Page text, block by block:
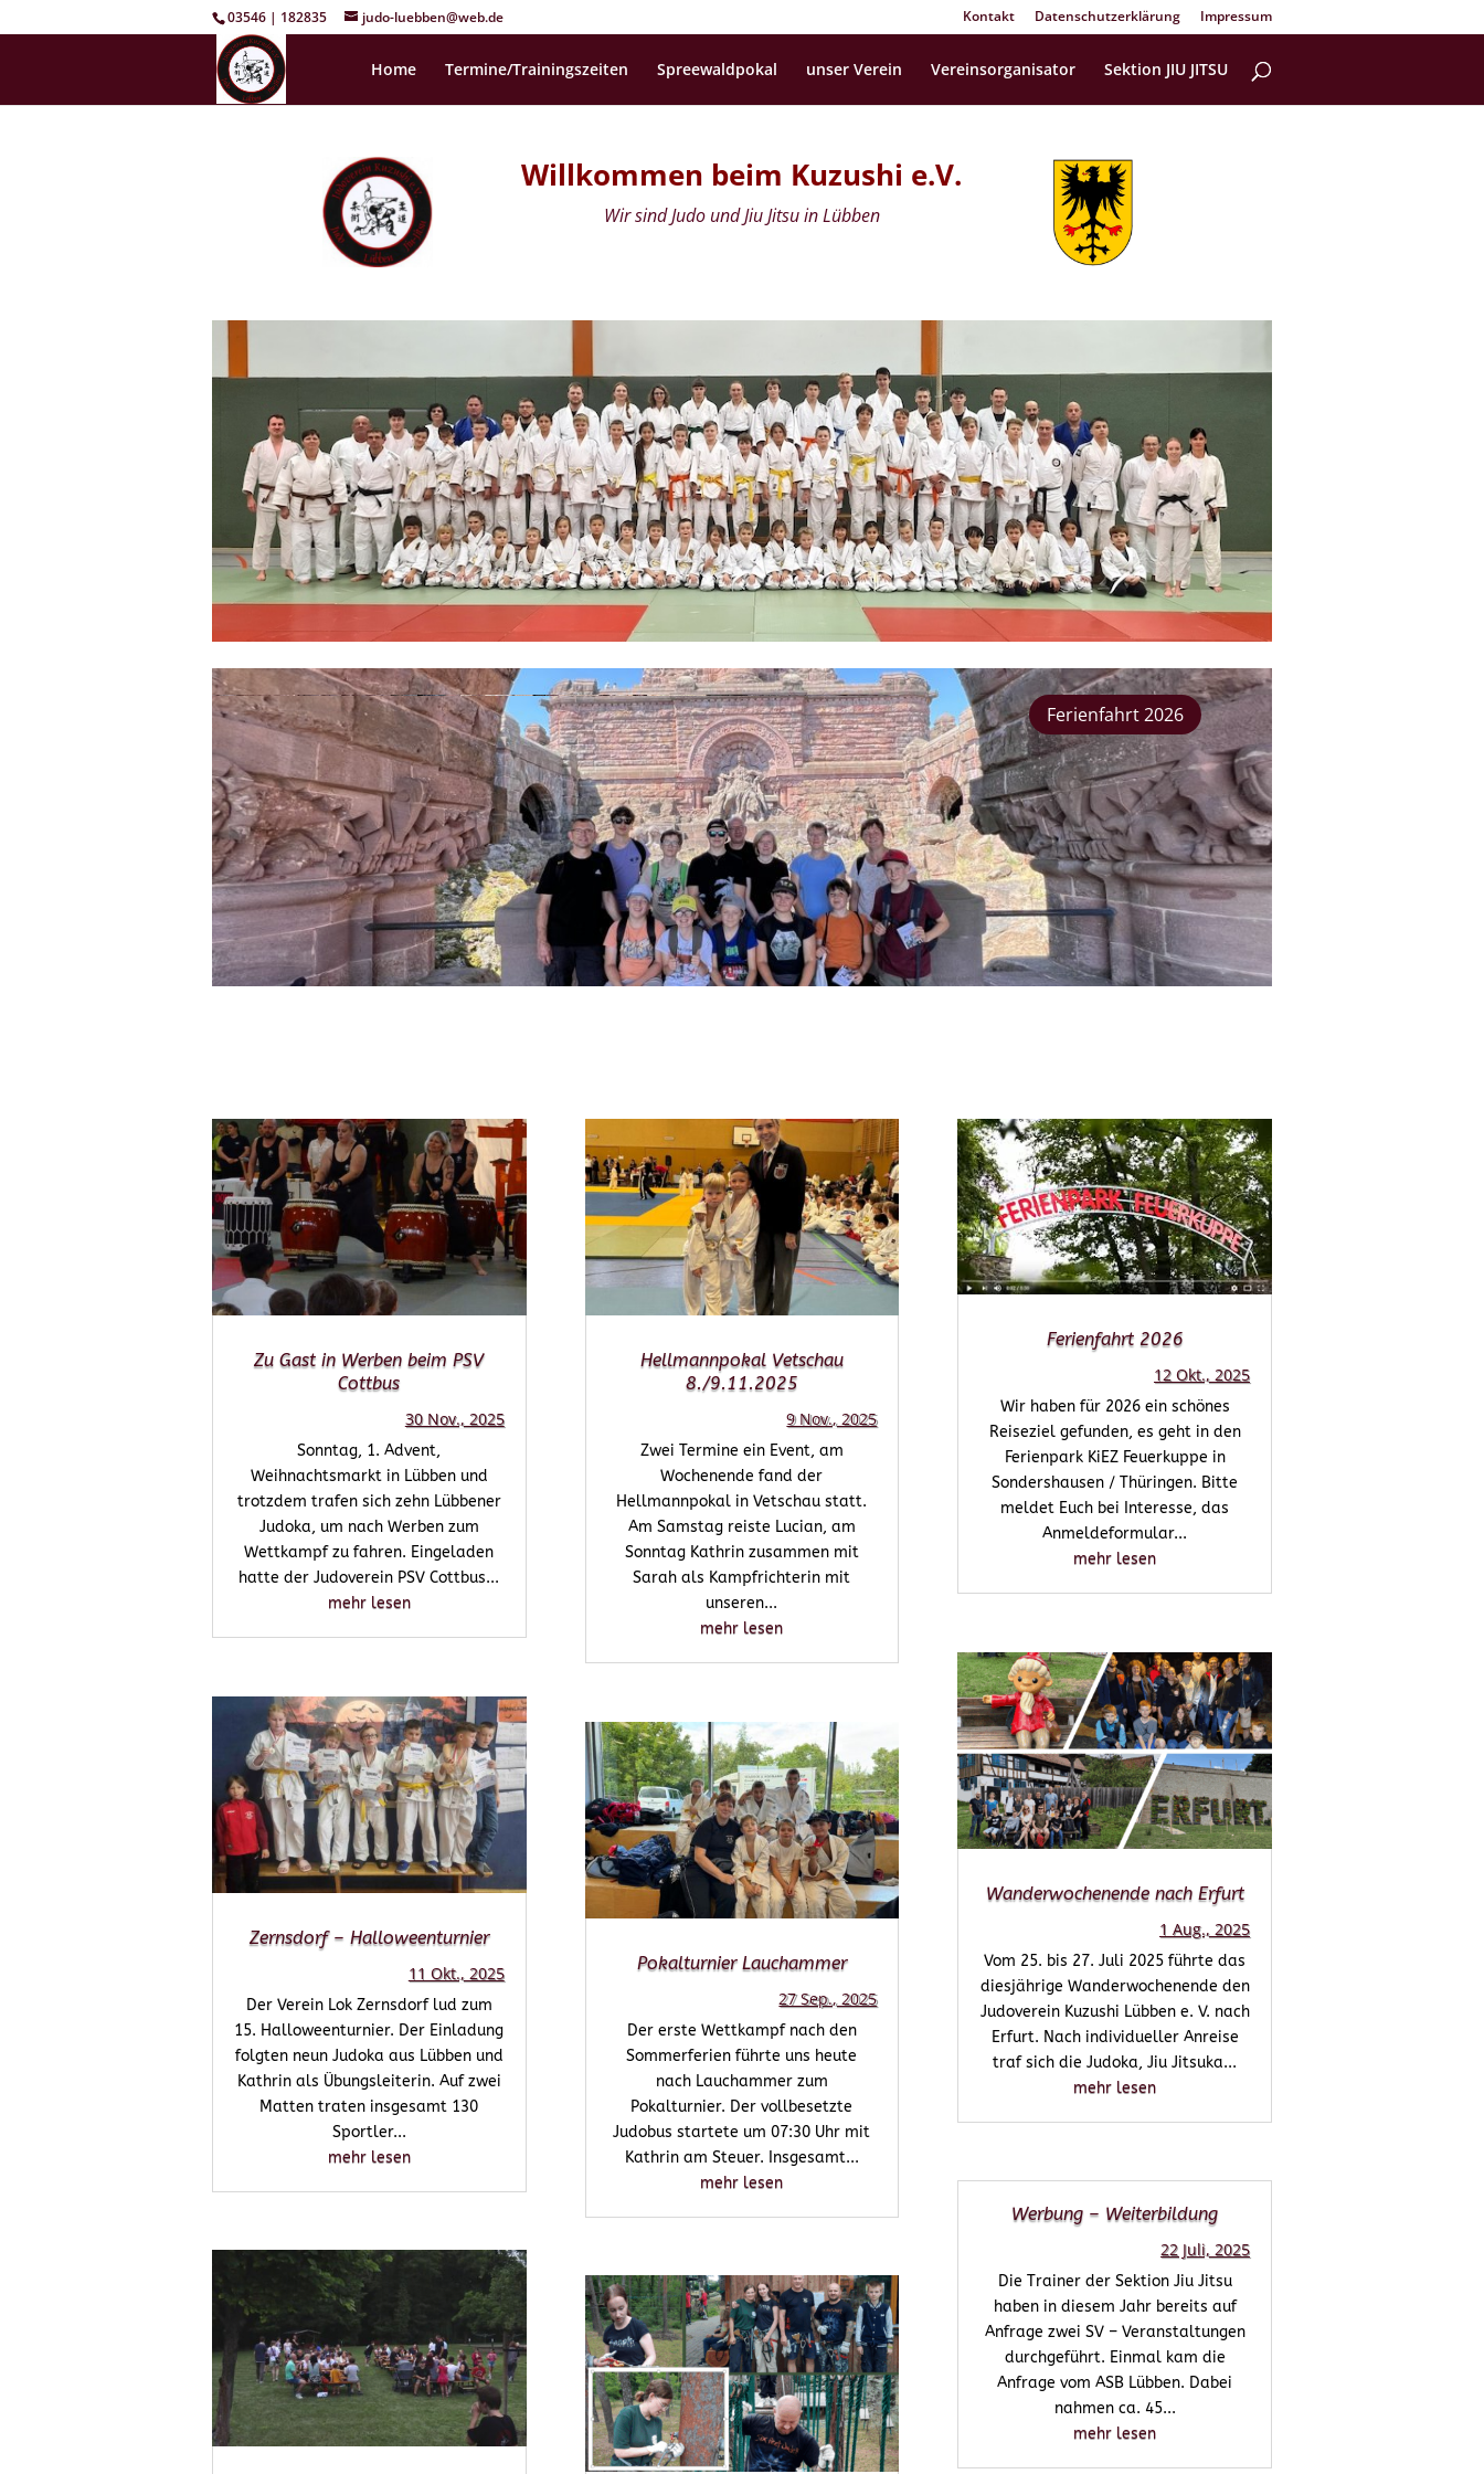
03546 | 182835 judo-luebben@web.de Kontakt Datenschutzerklärung Impressum
Home Termine/Trainingszeiten Spreewaldpokal unser Verein Vereinsorganisator Sektion JIU JITSU
Willkommen beim Kuzushi e.V.
Wir sind Judo und Jiu Jitsu in Lübben
Ferienfahrt 2026
Zu Gast in Werben beim PSV
Cottbus
30 Nov., 2025
Sonntag, 1. Advent,
Weihnachtsmarkt in Lübben und
trotzdem trafen sich zehn Lübbener
Judoka, um nach Werben zum
Wettkampf zu fahren. Eingeladen
hatte der Judoverein PSV Cottbus...
mehr lesen
Zernsdorf – Halloweenturnier
11 Okt., 2025
Der Verein Lok Zernsdorf lud zum
15. Halloweenturnier. Der Einladung
folgten neun Judoka aus Lübben und
Kathrin als Übungsleiterin. Auf zwei
Matten traten insgesamt 130
Sportler...
mehr lesen
Hellmannpokal Vetschau
8./9.11.2025
9 Nov., 2025
Zwei Termine ein Event, am
Wochenende fand der
Hellmannpokal in Vetschau statt.
Am Samstag reiste Lucian, am
Sonntag Kathrin zusammen mit
Sarah als Kampfrichterin mit
unseren...
mehr lesen
Pokalturnier Lauchammer
27 Sep., 2025
Der erste Wettkampf nach den
Sommerferien führte uns heute
nach Lauchammer zum
Pokalturnier. Der vollbesetzte
Judobus startete um 07:30 Uhr mit
Kathrin am Steuer. Insgesamt...
mehr lesen
Ferienfahrt 2026
12 Okt., 2025
Wir haben für 2026 ein schönes
Reiseziel gefunden, es geht in den
Ferienpark KiEZ Feuerkuppe in
Sondershausen / Thüringen. Bitte
meldet Euch bei Interesse, das
Anmeldeformular...
mehr lesen
Wanderwochenende nach Erfurt
1 Aug., 2025
Vom 25. bis 27. Juli 2025 führte das
diesjährige Wanderwochenende den
Judoverein Kuzushi Lübben e. V. nach
Erfurt. Nach individueller Anreise
traf sich die Judoka, Jiu Jitsuka...
mehr lesen
Werbung – Weiterbildung
22 Juli, 2025
Die Trainer der Sektion Jiu Jitsu
haben in diesem Jahr bereits auf
Anfrage zwei SV – Veranstaltungen
durchgeführt. Einmal kam die
Anfrage vom ASB Lübben. Dabei
nahmen ca. 45...
mehr lesen